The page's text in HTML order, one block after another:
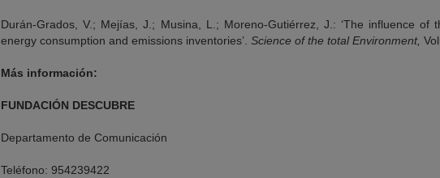
Durán-Grados, V.; Mejías, J.; Musina, L.; Moreno-Gutiérrez, J.: ‘The influence of
energy consumption and emissions inventories’. Science of the total Environment,
Más información:
FUNDACIÓN DESCUBRE
Departamento de Comunicación
Teléfono: 954239422